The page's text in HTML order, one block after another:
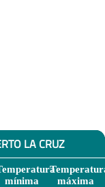
LA CRUZ
mínima
máxima